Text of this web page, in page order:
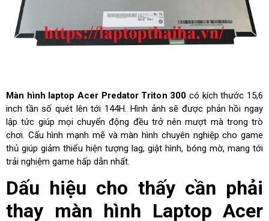
Màn hình laptop Acer Predator Triton 300 có kích thước 15,6
inch tần số quét lên tới 144H. Hình ảnh sẽ được phản hồi ngay
lập tức giúp mọi chuyển động đều trở nên mượt mà trong trò
chơi. Cấu hình mạnh mẽ và màn hình chuyên nghiệp cho game
thủ giúp giảm thiểu hiện tượng lag, giật hình, bóng mờ, mang tới
trải nghiệm game hấp dẫn nhất.
Dấu hiệu cho thấy cần phải
thay màn hình Laptop Acer